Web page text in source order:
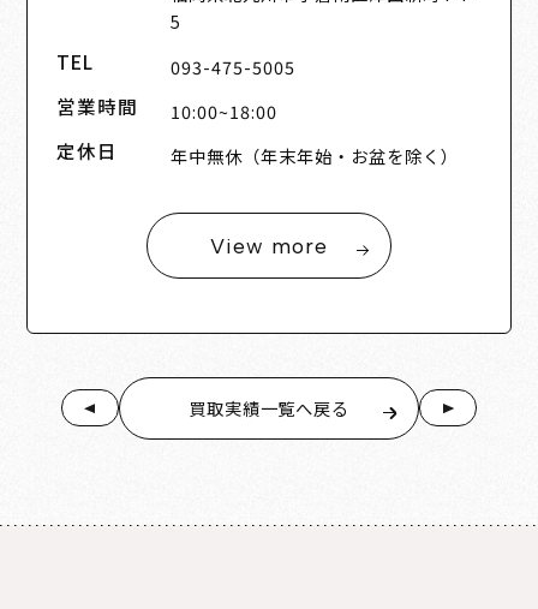
5
TEL 093-475-5005
営業時間 10:00~18:00
定休日 年中無休（年末年始・お盆を除く）
View more
買取実績一覧へ戻る